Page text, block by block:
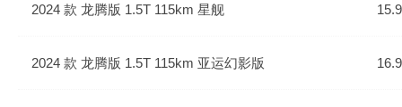
2024 款 龙腾版 1.5T 115km 星舰
2024 款 龙腾版 1.5T 115km 亚运幻影版